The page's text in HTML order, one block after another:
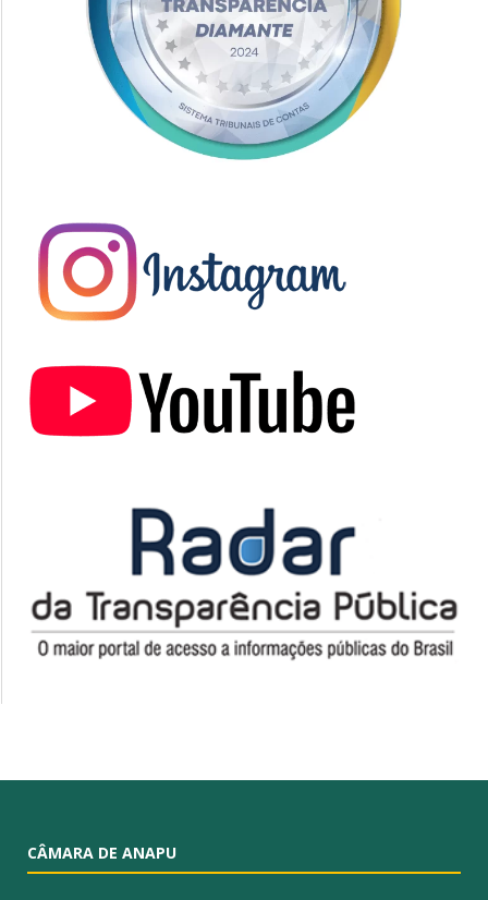
CÂMARA DE ANAPU